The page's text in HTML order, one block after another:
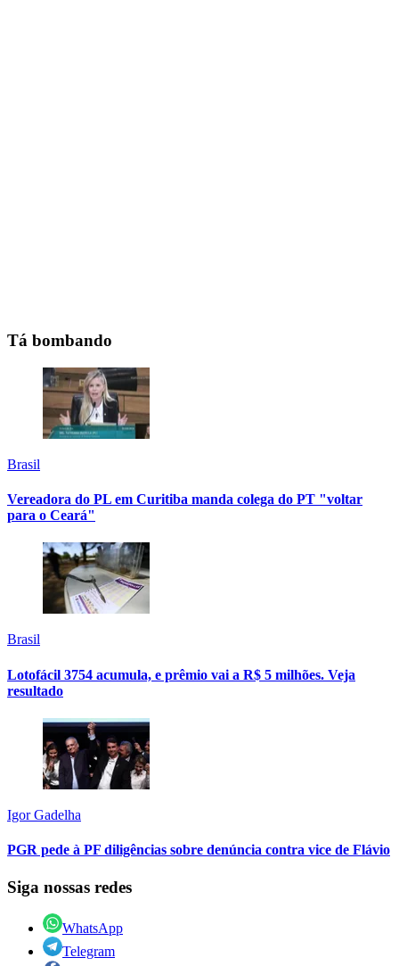
Tá bombando
Brasil
Vereadora do PL em Curitiba manda colega do PT "voltar
para o Ceará"
Brasil
Lotofácil 3754 acumula, e prêmio vai a R$ 5 milhões. Veja
resultado
Igor Gadelha
PGR pede à PF diligências sobre denúncia contra vice de Flávio
Siga nossas redes
WhatsApp
Telegram